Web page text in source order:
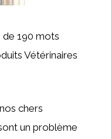
de 190 mots
Vétérinaires
chers
un problème